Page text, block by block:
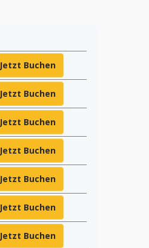
Jetzt Buchen
Jetzt Buchen
Jetzt Buchen
Jetzt Buchen
Jetzt Buchen
Jetzt Buchen
Jetzt Buchen